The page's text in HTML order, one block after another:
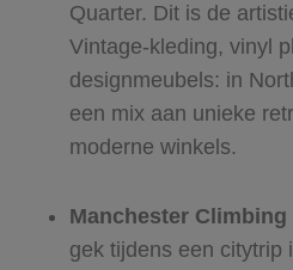
Quarter. Dit is de
Vintage-kleding, vinyl
designmeubels: in
een mix aan unieke
moderne winkels.
Manchester Climbing
gek tijdens een citytrip